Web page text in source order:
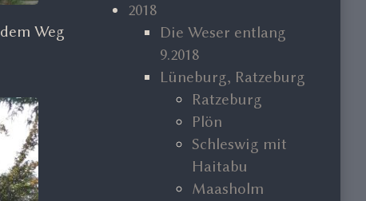
Weg
2018
Die Weser entlang
9.2018
Lüneburg, Ratzeburg
Ratzeburg
Plön
Schleswig mit
Haitabu
Maasholm